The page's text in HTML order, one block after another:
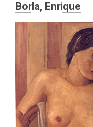
Borla, Enrique